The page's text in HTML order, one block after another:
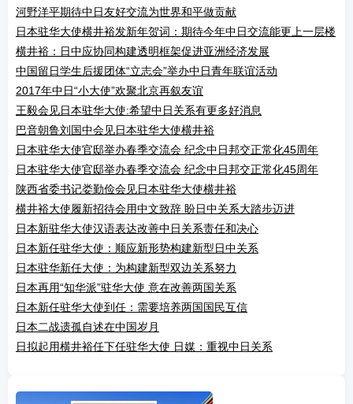
河野洋平期待中日友好交流为世界和平做贡献
日本驻华大使横井裕发新年贺词：期待今年中日交流能更上一层楼
横井裕：日中应协同构建透明框架促进亚洲经济发展
中国留日学生后援团体“立志会”举办中日青年联谊活动
2017年中日“小大使”欢聚北京再叙友谊
王毅会见日本驻华大使:希望中日关系有更多好消息
巴音朝鲁刘国中会见日本驻华大使横井裕
日本驻华大使官邸举办春季交流会 纪念中日邦交正常化45周年
日本驻华大使官邸举办春季交流会 纪念中日邦交正常化45周年
陕西省委书记娄勤俭会见日本驻华大使横井裕
横井裕大使履新招待会用中文致辞 盼日中关系大踏步迈进
日本新驻华大使汉语表达改善中日关系责任和决心
日本新任驻华大使：顺应新形势构建新型日中关系
日本驻华新任大使：为构建新型双边关系努力
日本再用“知华派”驻华大使 意在改善两国关系
日本新任驻华大使到任：需要培养两国国民互信
日本二战遗孤自述在中国岁月
日拟起用横井裕任下任驻华大使 日媒：重视中日关系